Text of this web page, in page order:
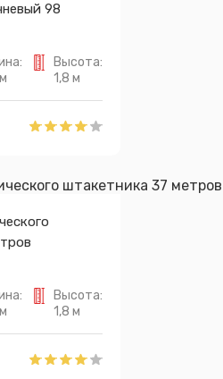
98
Высота:
1,8 м
Высота:
1,8 м